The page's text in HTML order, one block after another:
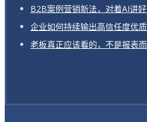
B2B案例营销新法，对着AI讲
企业如何持续输出高信任度优
老板真正应该看的，不是报表